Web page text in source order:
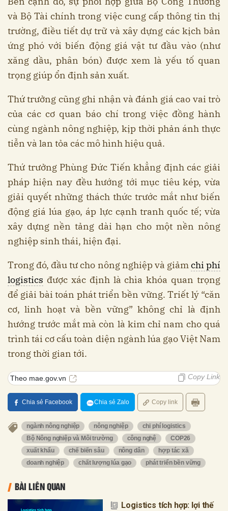
và Bộ Tài chính trong việc cung cấp thông tin thị
trường, điều tiết dự trữ và xây dựng các kịch bản
ứng phó với biến động giá vật tư đầu vào (như
xăng dầu, phân bón) được xem là yếu tố quan
trọng giúp ổn định sản xuất.
Thứ trưởng cũng ghi nhận và đánh giá cao vai trò
của các cơ quan báo chí trong việc đồng hành
cùng ngành nông nghiệp, kịp thời phản ánh thực
tiễn và lan tỏa các mô hình hiệu quả.
Thứ trưởng Phùng Đức Tiến khẳng định các giải
pháp hiện nay đều hướng tới mục tiêu kép, vừa
giải quyết những thách thức trước mắt như biến
động giá lúa gạo, áp lực cạnh tranh quốc tế; vừa
xây dựng nền tảng dài hạn cho một nền nông
nghiệp sinh thái, hiện đại.
Trong đó, đầu tư cho nông nghiệp và giảmchi phí
logistics được xác định là chìa khóa quan trọng
để giải bài toán phát triển bền vững. Triết lý “căn
cơ, linh hoạt và bền vững” không chỉ là định
hướng trước mắt mà còn là kim chỉ nam cho quá
trình tái cơ cấu toàn diện ngành lúa gạo Việt Nam
trong thời gian tới.
Theo mae.gov.vn Copy Link
Chia sẻ Facebook Chia sẻ Zalo Copy link
ngành nông nghiệp nông nghiệp
chi phí logistics
Bộ Nông nghiệp và Môi trường
công nghệ
COP26
xuất khẩu
chế biến sâu nông dân
hợp tác xã
doanh nghiệp
chất lượng lúa gạo phát triển bền vững
BÀI LIÊN QUAN
Logistics tích hợp: lợi thế